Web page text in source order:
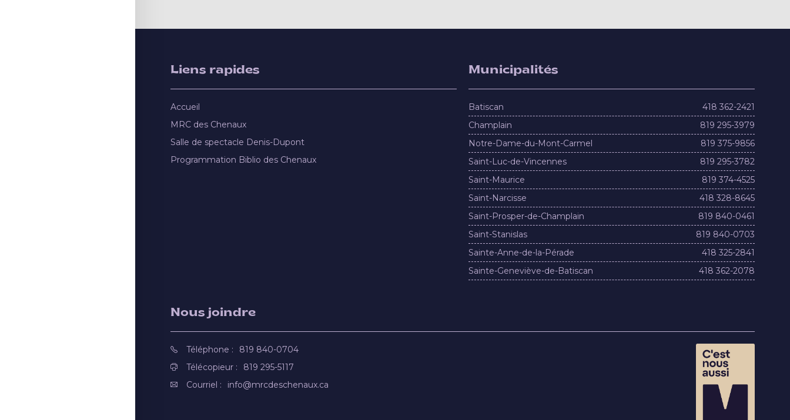
Liens rapides
Accueil
MRC des Chenaux
Salle de spectacle Denis-Dupont
Programmation Biblio des Chenaux
Municipalités
Batiscan
418 362-2421
Champlain
819 295-3979
Notre-Dame-du-Mont-Carmel
819 375-9856
Saint-Luc-de-Vincennes
819 295-3782
Saint-Maurice
819 374-4525
Saint-Narcisse
418 328-8645
Saint-Prosper-de-Champlain
819 840-0461
Saint-Stanislas
819 840-0703
Sainte-Anne-de-la-Pérade
418 325-2841
Sainte-Geneviève-de-Batiscan
418 362-2078
Nous joindre
Téléphone :
819 840-0704
Télécopieur :
819 295-5117
Courriel :
info@mrcdeschenaux.ca